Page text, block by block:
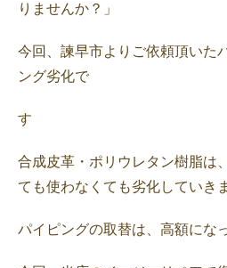
りませんか？」
今回、諫早市よりご依頼頂いた
ング劣化で
す
合成皮革・ポリウレタン樹脂は
ても使わなくても劣化していき
パイピングの取替は、高額にな